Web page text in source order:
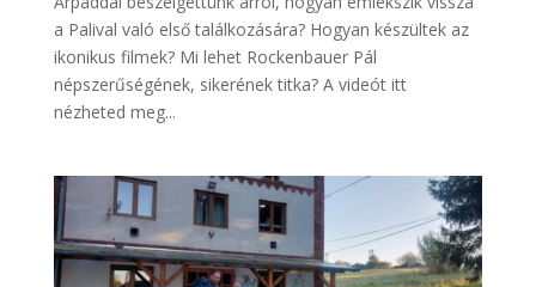
a Palival való első találkozására? Hogyan készültek az
ikonikus filmek? Mi lehet Rockenbauer Pál
népszerűségének, sikerének titka? A videót itt
nézheted meg...